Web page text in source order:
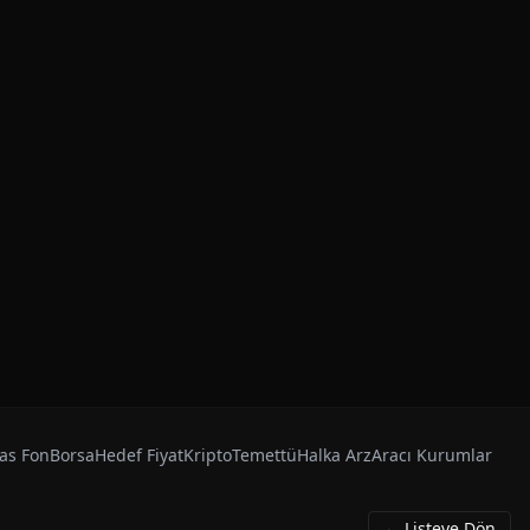
FonBorsaHedef FiyatKriptoTemettüHalka ArzAracı Kurumlar